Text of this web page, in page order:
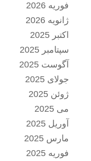
فوریه 2026
ژانویه 2026
اکتبر 2025
سپتامبر 2025
آگوست 2025
جولای 2025
ژوئن 2025
می 2025
آوریل 2025
مارس 2025
فوریه 2025